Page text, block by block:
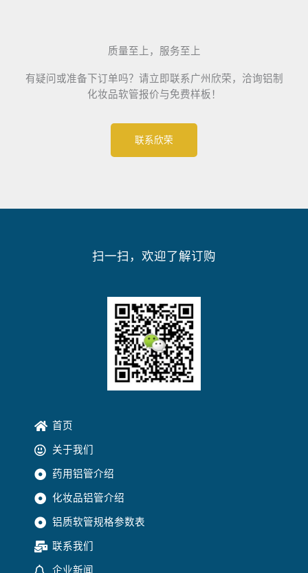
质量至上，服务至上
有疑问或准备下订单吗？请立即联系广州欣荣，洽询铝制
化妆品软管报价与免费样板！
联系欣荣
扫一扫，欢迎了解订购
首页
关于我们
药用铝管介绍
化妆品铝管介绍
铝质软管规格参数表
联系我们
企业新闻